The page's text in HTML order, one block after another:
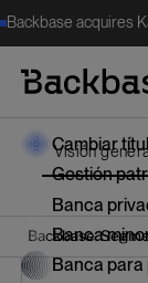
Backbase acquires
Cambiar
Gestión
Banca
Banca
Banca
Visión
Backbase/